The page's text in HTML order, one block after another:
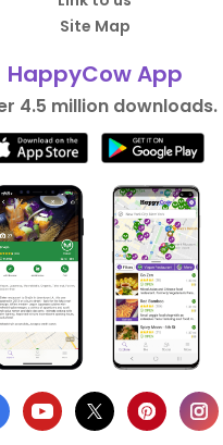
Site Map
HappyCow App
4.5 million downloads.